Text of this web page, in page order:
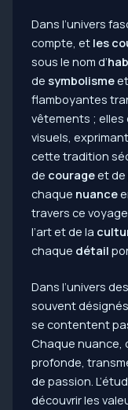
Dans l’univers
compte, et les
sous le nom d’
de symbolismeet
flamboyantes
vêtements ;
visuels,
cette tradition
de courageet de
chaque nuance
travers ce
l’art et de la
chaque détail
Dans l’univers
souvent
se contentent
Chaque nuance,
profonde,
de passion.
découvrir les